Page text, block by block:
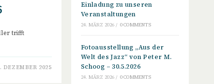
trifft
DEZEMBER 2025
Einladung zu unseren
Veranstaltungen
24. MÄRZ 2026 / 0 COMMENTS
Fotoausstellung „Aus der
Welt des Jazz“ von Peter M.
Schoog – 30.5.2026
24. MÄRZ 2026 / 0 COMMENTS